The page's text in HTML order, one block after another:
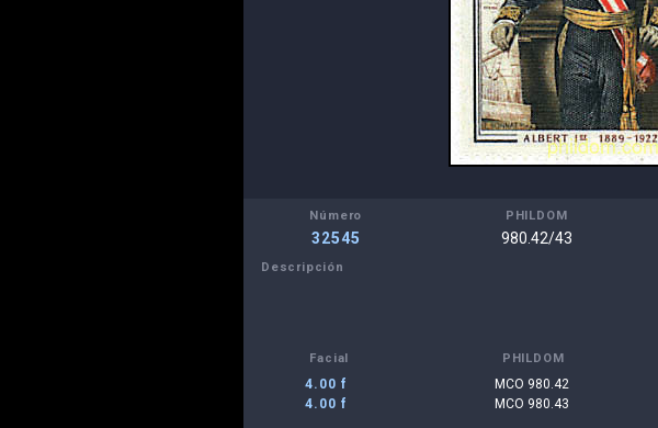
Número
32545
PHILDOM
980.42/43
Descripción
Facial PHILDOM
4.00 f MCO 980.42
4.00 f
MCO 980.43